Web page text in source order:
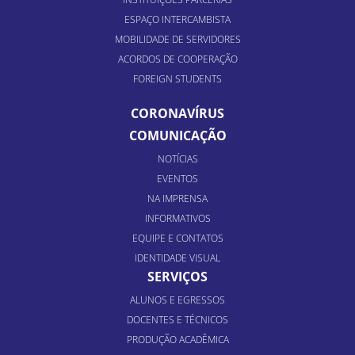
ESPAÇO INTERCAMBISTA
MOBILIDADE DE SERVIDORES
ACORDOS DE COOPERAÇÃO
FOREIGN STUDENTS
CORONAVÍRUS
COMUNICAÇÃO
NOTÍCIAS
EVENTOS
NA IMPRENSA
INFORMATIVOS
EQUIPE E CONTATOS
IDENTIDADE VISUAL
SERVIÇOS
ALUNOS E EGRESSOS
DOCENTES E TÉCNICOS
PRODUÇÃO ACADÊMICA